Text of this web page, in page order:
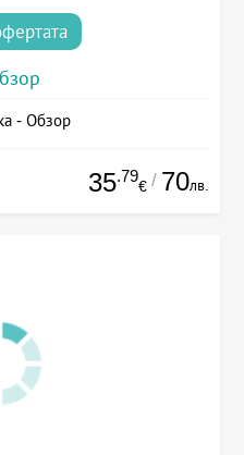
- Обзор
35.79
€ / 70лв.